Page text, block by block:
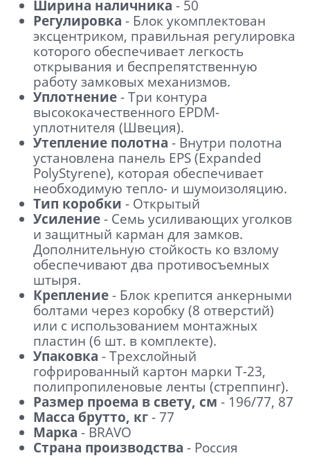
Ширина наличника - 50
Регулировка - Блок укомплектован
эксцентриком, правильная регулировка
которого обеспечивает легкость
открывания и беспрепятственную
работу замковых механизмов.
Уплотнение- Три контура
высококачественного EPDM-
уплотнителя (Швеция).
Утепление полотна - Внутри полотна
установлена панель EPS (Expanded
PolyStyrene), которая обеспечивает
необходимую тепло- и шумоизоляцию.
Тип коробки - Открытый
Усиление- Семь усиливающих уголков
и защитный карман для замков.
Дополнительную стойкость ко взлому
обеспечивают два противосъемных
штыря.
Крепление- Блок крепится анкерными
болтами через коробку (8 отверстий)
или с использованием монтажных
пластин (6 шт. в комплекте).
Упаковка - Трехслойный
гофрированный картон марки Т-23,
полипропиленовые ленты (стреппинг).
Размер проема в свету, см - 196/77, 87
Масса брутто, кг- 77
Марка - BRAVO
Страна производства - Россия